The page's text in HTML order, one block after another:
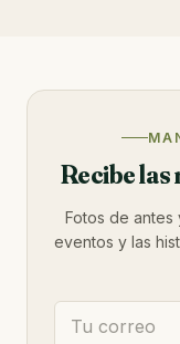
Recibe las
Fotos de antes
eventos y las